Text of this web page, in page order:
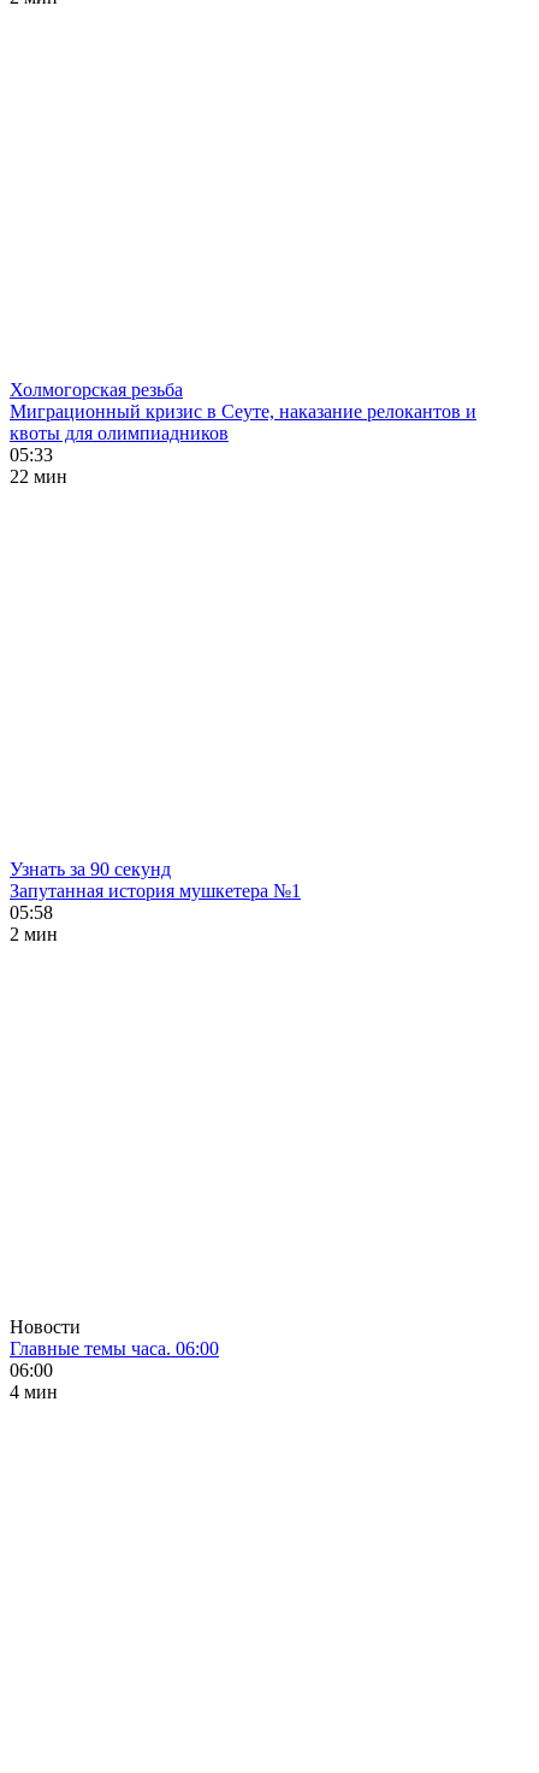
Холмогорская резьба
Миграционный кризис в Сеуте, наказание релокантов и
квоты для олимпиадников
05:33
22 мин
Узнать за 90 секунд
Запутанная история мушкетера №1
05:58
2 мин
Новости
Главные темы часа. 06:00
06:00
4 мин